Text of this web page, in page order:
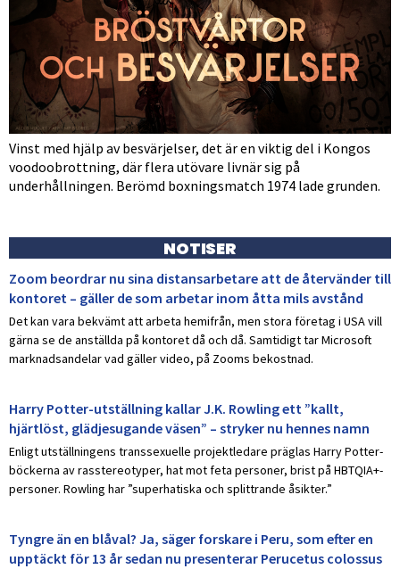
Vinst med hjälp av besvärjelser, det är en viktig del i Kongos
voodoobrottning, där flera utövare livnär sig på
underhållningen. Berömd boxningsmatch 1974 lade grunden.
NOTISER
Zoom beordrar nu sina distansarbetare att de återvänder till
kontoret – gäller de som arbetar inom åtta mils avstånd
Det kan vara bekvämt att arbeta hemifrån, men stora företag i USA vill
gärna se de anställda på kontoret då och då. Samtidigt tar Microsoft
marknadsandelar vad gäller video, på Zooms bekostnad.
Harry Potter-utställning kallar J.K. Rowling ett ”kallt,
hjärtlöst, glädjesugande väsen” – stryker nu hennes namn
Enligt utställningens transsexuelle projektledare präglas Harry Potter-
böckerna av rasstereotyper, hat mot feta personer, brist på HBTQIA+-
personer. Rowling har ”superhatiska och splittrande åsikter.”
Tyngre än en blåval? Ja, säger forskare i Peru, som efter en
upptäckt för 13 år sedan nu presenterar Perucetus colossus